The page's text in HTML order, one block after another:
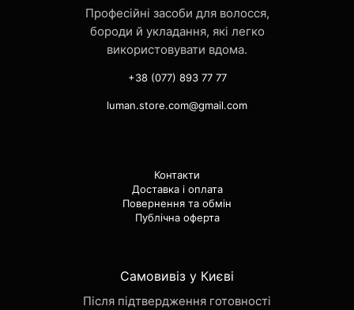
Професійні засоби для волосся,
бороди й укладання, які легко
використовувати вдома.
+38 (077) 893 77 77
luman.store.com@gmail.com
Контакти
Доставка і оплата
Повернення та обмін
Публічна оферта
Самовивіз у Києві
Після підтвердження готовності